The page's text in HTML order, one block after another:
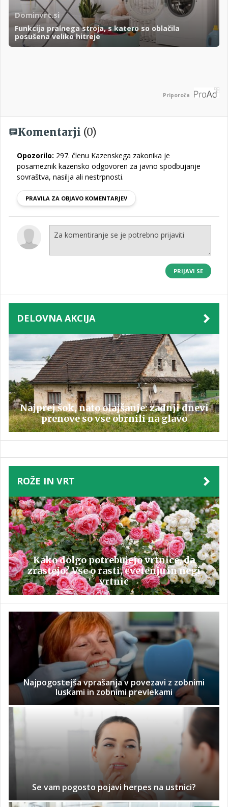
Dominvrt.si
Funkcija pralnega stroja, s katero so oblačila
posušena veliko hitreje
Priporoča
Komentarji (0)
Opozorilo: 297. členu Kazenskega zakonika je
posameznik kazensko odgovoren za javno spodbujanje
sovraštva, nasilja ali nestrpnosti.
PRAVILA ZA OBJAVO KOMENTARJEV
PRIJAVI SE
DELOVNA AKCIJA
Najprej šok, nato olajšanje: zadnji dnevi
prenove so vse obrnili na glavo
ROŽE IN VRT
Kako dolgo potrebujejo vrtnice, da
zrastejo? Vse o rasti, cvetenju in negi
vrtnic
Najpogostejša vprašanja v povezavi z zobnimi
luskami in zobnimi prevlekami
Se vam pogosto pojavi herpes na ustnici?